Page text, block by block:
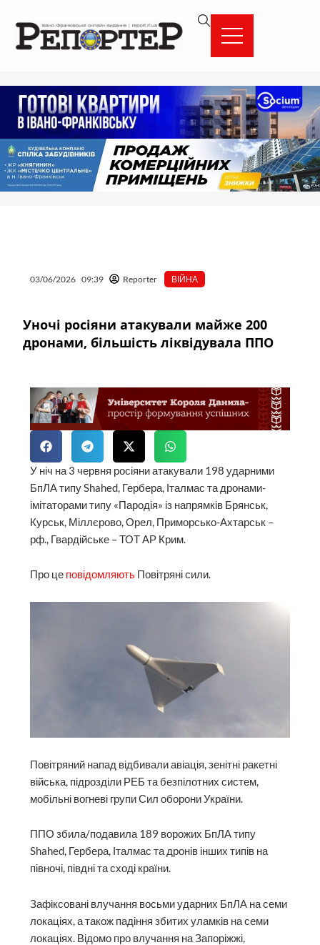
вмісту
03/06/2026 09:39 Reporter ВІЙНА
Уночі росіяни атакували майже 200
дронами, більшість ліквідувала ППО
У ніч на 3 червня росіяни атакували 198 ударними
БпЛА типу Shahed, Гербера, Італмас та дронами-
імітаторами типу «Пародія» із напрямків Брянськ,
Курськ, Міллєрово, Орел, Приморсько-Ахтарськ –
рф., Гвардійське – ТОТ АР Крим.
Про це повідомляють Повітряні сили.
Повітряний напад відбивали авіація, зенітні ракетні
війська, підрозділи РЕБ та безпілотних систем,
мобільні вогневі групи Сил оборони України.
ППО збила/подавила 189 ворожих БпЛА типу
Shahed, Гербера, Італмас та дронів інших типів на
півночі, півдні та сході країни.
Зафіксовані влучання восьми ударних БпЛА на семи
локаціях, а також падіння збитих уламків на семи
локаціях. Відомо про влучання на Запоріжжі,